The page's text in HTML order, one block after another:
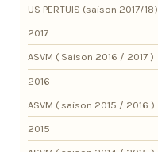
US PERTUIS (saison 2017/18)
2017
ASVM ( Saison 2016 / 2017 )
2016
ASVM ( saison 2015 / 2016 )
2015